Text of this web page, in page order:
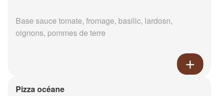
Base sauce tomate, fromage, basilic, lardosn,
oignons, pommes de terre
Pizza océane